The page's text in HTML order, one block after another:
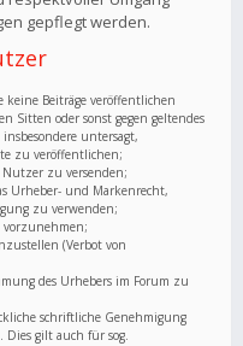
gepflegt werden.
keine Beiträge veröffentlichen
Sitten oder sonst gegen geltendes
untersagt,
zu veröffentlichen;
Nutzer zu versenden;
Urheber- und Markenrecht,
zu verwenden;
(Verbot von
des Urhebers im Forum zu
schriftliche Genehmigung
gilt auch für sog.